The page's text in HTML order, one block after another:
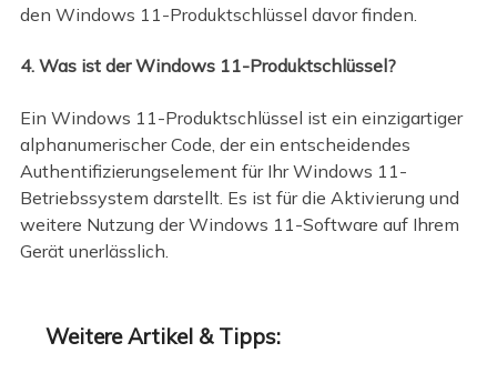
den Windows 11-Produktschlüssel davor finden.
4. Was ist der Windows 11-Produktschlüssel?
Ein Windows 11-Produktschlüssel ist ein einzigartiger
alphanumerischer Code, der ein entscheidendes
Authentifizierungselement für Ihr Windows 11-
Betriebssystem darstellt. Es ist für die Aktivierung und
weitere Nutzung der Windows 11-Software auf Ihrem
Gerät unerlässlich.
Weitere Artikel & Tipps: